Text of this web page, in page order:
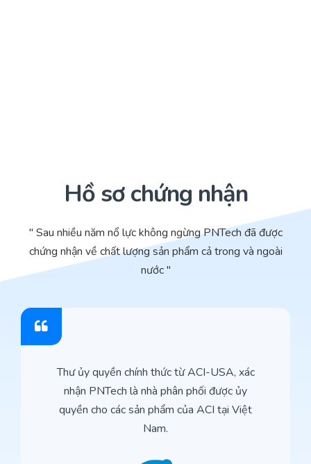
Hồ sơ chứng nhận
" Sau nhiều năm nổ lực không ngừng PNTech đã được
chứng nhận về chất lượng sản phẩm cả trong và ngoài
nước "
Thư ủy quyền chính thức từ ACI-USA, xác
nhận PNTech là nhà phân phối được ủy
quyền cho các sản phẩm của ACI tại Việt
Nam.